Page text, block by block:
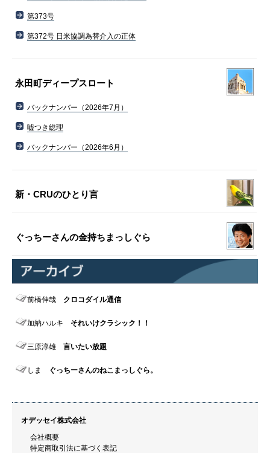
第373号
第372号 日米協調為替介入の正体
永田町ディープスロート
バックナンバー（2026年7月）
嘘つき総理
バックナンバー（2026年6月）
新・CRUのひとり言
ぐっちーさんの金持ちまっしぐら
前橋伸哉 クロコダイル通信
加納ハルキ それいけクラシック！！
三原淳雄 言いたい放題
しま ぐっちーさんのねこまっしぐら。
オデッセイ株式会社
会社概要
特定商取引法に基づく表記